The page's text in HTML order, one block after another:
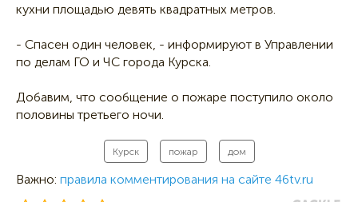
кухни площадью девять квадратных метров.
- Спасен один человек, - информируют в Управлении
по делам ГО и ЧС города Курска.
Добавим, что сообщение о пожаре поступило около
половины третьего ночи.
Курск пожар дом
Важно: правила комментирования на сайте 46tv.ru